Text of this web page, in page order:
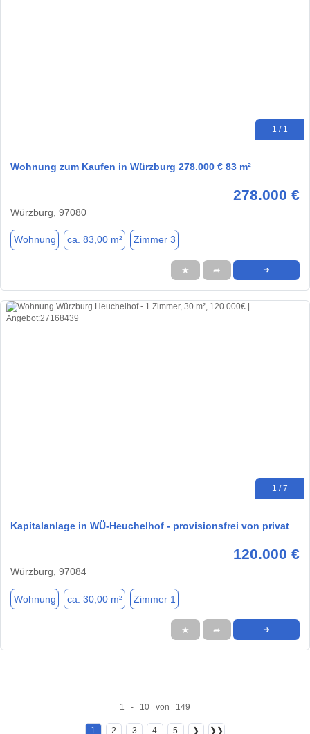
1 / 1
Wohnung zum Kaufen in Würzburg 278.000 € 83 m²
278.000 €
Würzburg, 97080
Wohnung ca. 83,00 m² Zimmer 3
★ ➦ ➜
1 / 7
Kapitalanlage in WÜ-Heuchelhof - provisionsfrei von privat
120.000 €
Würzburg, 97084
Wohnung ca. 30,00 m² Zimmer 1
★ ➦ ➜
1 - 10 von 149
1 2 3 4 5 ❯ ❯❯